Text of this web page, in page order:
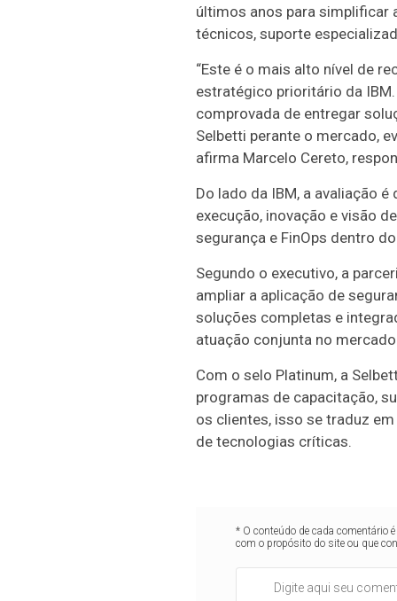
últimos anos para simplificar
técnicos, suporte
“Este é o mais alto nível de
estratégico prioritário da
comprovada de entregar
Selbetti perante o mercado,
afirma Marcelo Cereto,
Do lado da IBM, a avaliação
execução, inovação e visão
segurança e FinOps dentro
Segundo o executivo, a
ampliar a aplicação de
soluções completas e
atuação conjunta no
Com o selo Platinum, a
programas de capacitação,
os clientes, isso se traduz
de tecnologias críticas.
* O conteúdo de cada comentário
com o propósito do site ou que